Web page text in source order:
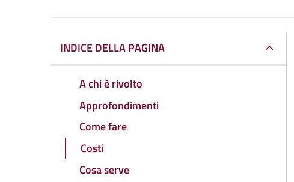
INDICE DELLA PAGINA
A chi è rivolto
Approfondimenti
Come fare
Costi
Cosa serve